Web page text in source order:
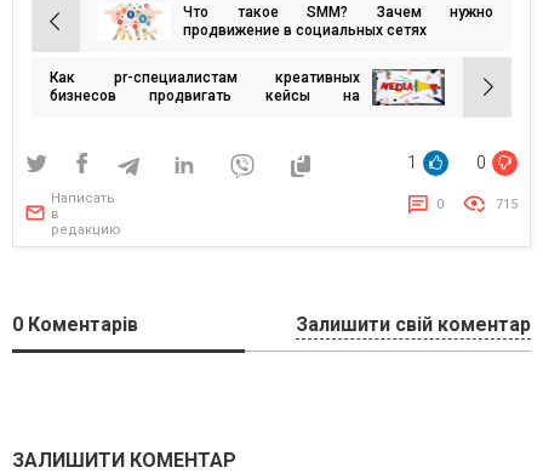
Навигация
по
записям
Что такое SMM? Зачем нужно
продвижение в социальных сетях
Как pr-специалистам креативных
бизнесов продвигать кейсы на
1 0
Написать
в
редакцию
0 715
0 Коментарів Залишити свій коментар
ЗАЛИШИТИ КОМЕНТАР